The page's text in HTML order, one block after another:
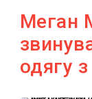
Меган
одягу